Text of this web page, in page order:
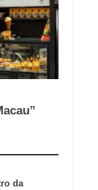
da